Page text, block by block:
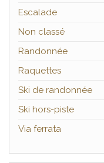
Escalade
Non classé
Randonnée
Raquettes
Ski de randonnée
Ski hors-piste
Via ferrata